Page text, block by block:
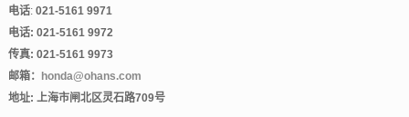
电话: 021-5161 9971
电话: 021-5161 9972
传真: 021-5161 9973
邮箱：
honda@ohans.com
地址: 上海市闸北区灵石路709号